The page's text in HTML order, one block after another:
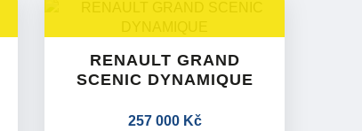
RENAULT GRAND
SCENIC DYNAMIQUE
257 000 Kč